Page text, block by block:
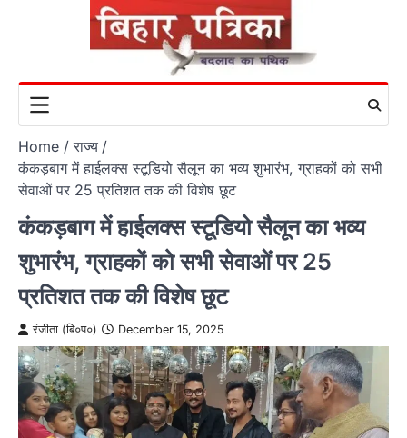
Home
राज्य
कंकड़बाग में हाईलक्स स्टूडियो सैलून का भव्य शुभारंभ, ग्राहकों को सभी
सेवाओं पर 25 प्रतिशत तक की विशेष छूट
कंकड़बाग में हाईलक्स स्टूडियो सैलून का भव्य
शुभारंभ, ग्राहकों को सभी सेवाओं पर 25
प्रतिशत तक की विशेष छूट
रंजीता (बि०प०) December 15, 2025